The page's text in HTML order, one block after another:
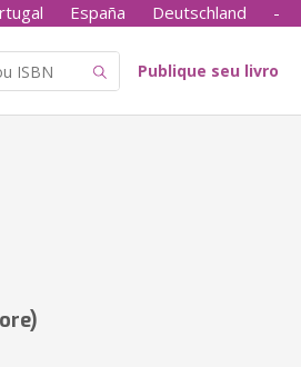
España Deutschland -
Publique seu livro